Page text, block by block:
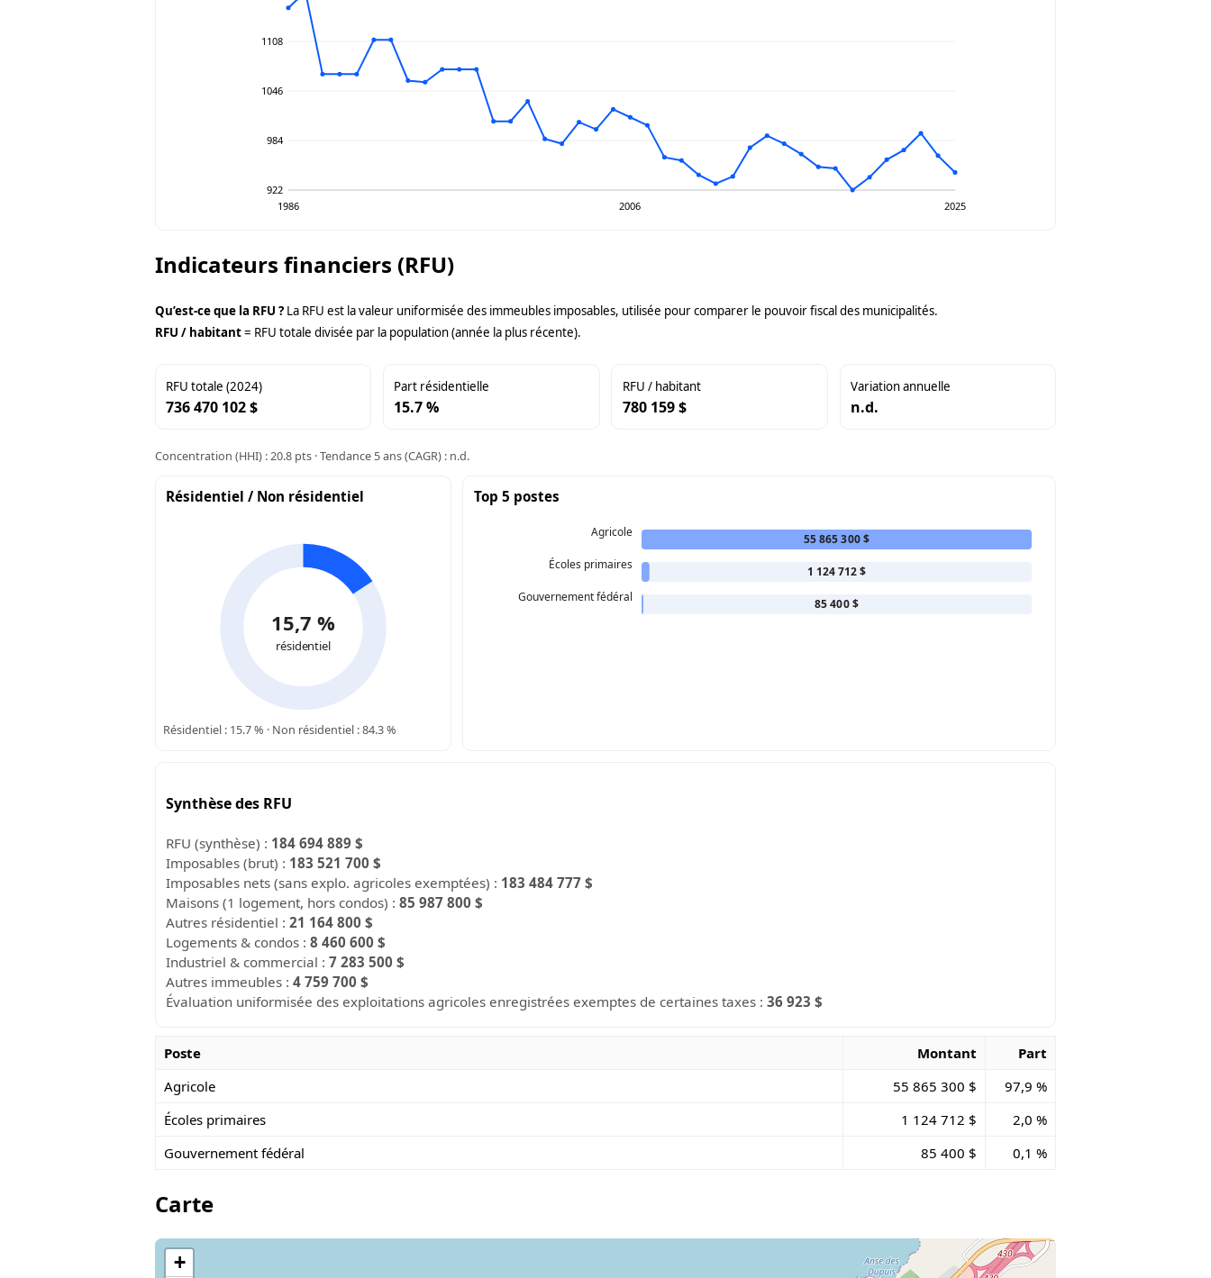
1108
1046
984
922
1986
2006 2025
Indicateurs financiers (RFU)
Qu’est-ce que la RFU ? La RFU est la valeur uniformisée des immeubles imposables, utilisée pour comparer le pouvoir fiscal des municipalités.
RFU / habitant= RFU totale divisée par la population (année la plus récente).
RFU totale (2024)
736 470 102 $
Part résidentielle
15.7 %
RFU / habitant
780 159 $
Variation annuelle
n.d.
Concentration (HHI) : 20.8 pts · Tendance 5 ans (CAGR) : n.d.
Résidentiel / Non résidentiel
15,7 %
résidentiel
Résidentiel : 15.7 % · Non résidentiel : 84.3 %
Top 5 postes
Agricole 55 865 300 $
Écoles primaires
1 124 712 $
Gouvernement fédéral
85 400 $
Synthèse des RFU
RFU (synthèse) : 184 694 889 $
Imposables (brut) : 183 521 700 $
Imposables nets (sans explo. agricoles exemptées) : 183 484 777 $
Maisons (1 logement, hors condos) :85 987 800 $
Autres résidentiel :21 164 800 $
Logements & condos :8 460 600 $
Industriel & commercial :7 283 500 $
Autres immeubles :4 759 700 $
Évaluation uniformisée des exploitations agricoles enregistrées exemptes de certaines taxes :36 923 $
Poste Montant
Part
Agricole
55 865 300 $
97,9 %
Écoles primaires
1 124 712 $
2,0 %
Gouvernement fédéral
85 400 $ 0,1 %
Carte
+